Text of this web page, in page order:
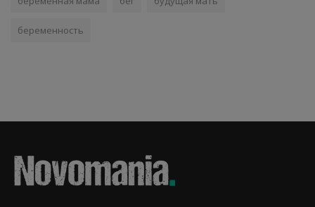
беременность